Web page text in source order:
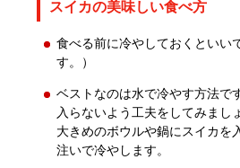
スイカの美味しい食べ方
食べる前に冷やしておくといい
す。）
ベストなのは水で冷やす方法で
入らないよう工夫をしてみまし
大きめのボウルや鍋にスイカを
注いで冷やします。